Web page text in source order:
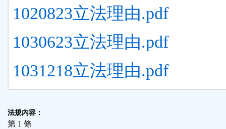
1020823立法理由.pdf
1030623立法理由.pdf
1031218立法理由.pdf
法規內容：
第 1 條